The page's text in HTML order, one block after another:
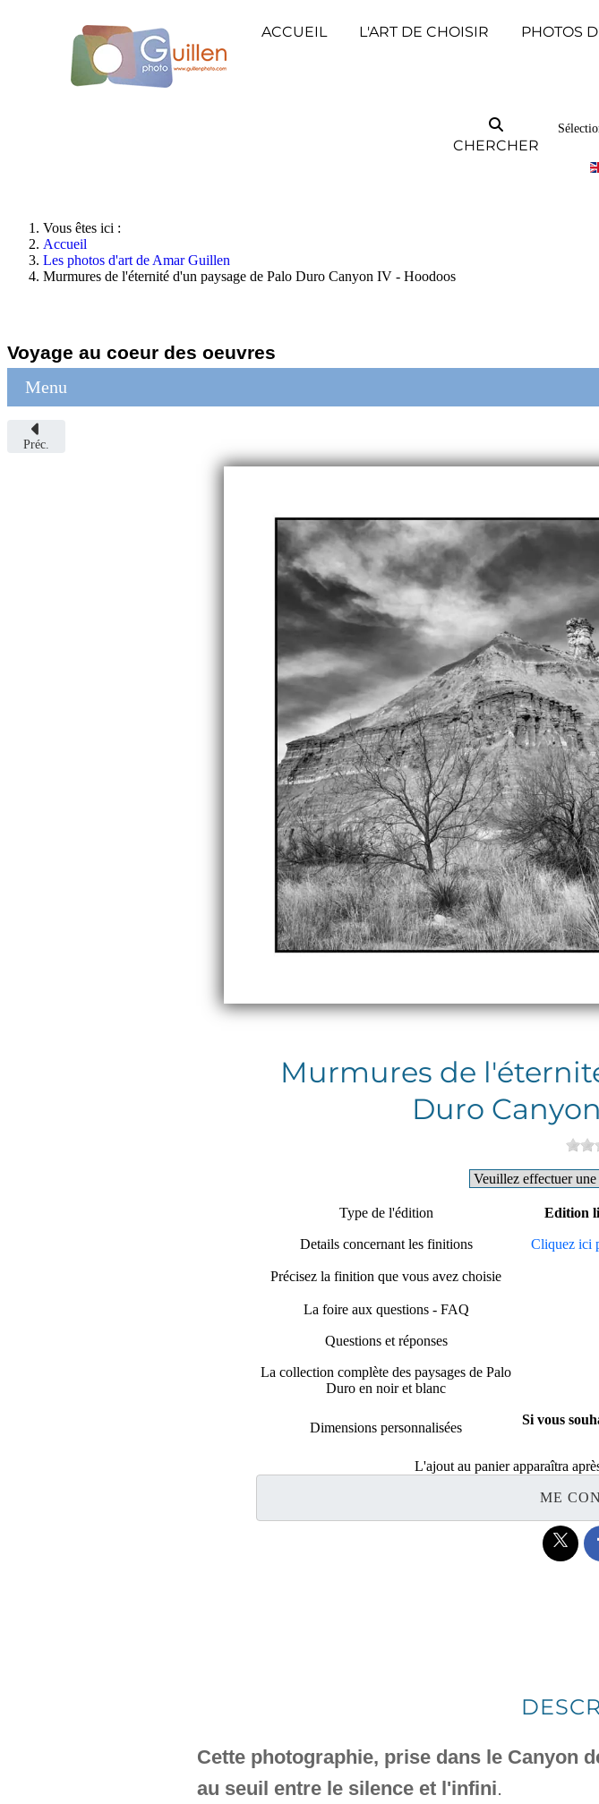
ACCUEIL L'ART DE CHOISIR PHOTOS
CHERCHER
Vous êtes ici :
Accueil
Les photos d'art de Amar Guillen
Murmures de l'éternité d'un paysage de Palo Duro Canyon IV - Hoodoos
Voyage au coeur des oeuvres
Menu
Préc.
Murmures de
Duro
Type de l'édition Edition
Details concernant les finitions Cliquez ici
Précisez la finition que vous avez choisie
La foire aux questions - FAQ
Questions et réponses
La collection complète des paysages de Palo
Duro en noir et blanc
Dimensions personnalisées
Si vous
L'ajout au panier apparaîtra
ME
Cette photographie, prise dans le Canyon
au seuil entre le silence et l'infini.